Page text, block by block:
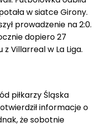
w siatce Girony.
prowadzenie na 2:0.
dopiero 27
Villarreal w La Liga.
piłkarzy Śląska
informacje o
że sobotnie